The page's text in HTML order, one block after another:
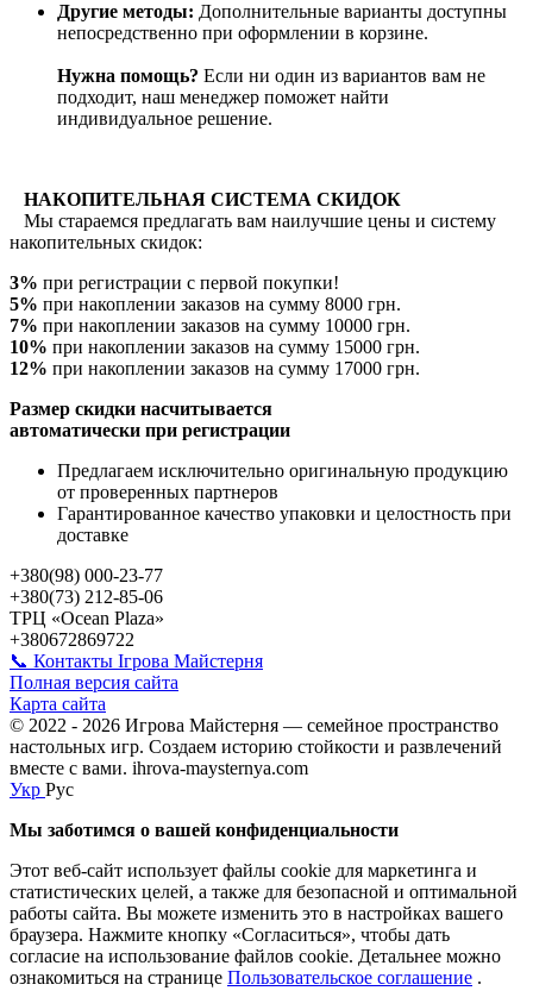
Другие методы: Дополнительные варианты доступны
непосредственно при оформлении в корзине.
Нужна помощь? Если ни один из вариантов вам не
подходит, наш менеджер поможет найти
индивидуальное решение.
НАКОПИТЕЛЬНАЯ СИСТЕМА СКИДОК
Мы стараемся предлагать вам наилучшие цены и систему
накопительных скидок:
3% при регистрации с первой покупки!
5% при накоплении заказов на сумму 8000 грн.
7% при накоплении заказов на сумму 10000 грн.
10% при накоплении заказов на сумму 15000 грн.
12% при накоплении заказов на сумму 17000 грн.
Размер скидки насчитывается
автоматически при регистрации
Предлагаем исключительно оригинальную продукцию
от проверенных партнеров
Гарантированное качество упаковки и целостность при
доставке
+380(98) 000-23-77
+380(73) 212-85-06
ТРЦ «Ocean Plaza»
+380672869722
📞 Контакты Ігрова Майстерня
Полная версия сайта
Карта сайта
© 2022 - 2026 Игрова Майстерня — семейное пространство
настольных игр. Создаем историю стойкости и развлечений
вместе с вами. ihrova-maysternya.com
Укр Рус
Мы заботимся о вашей конфиденциальности
Этот веб-сайт использует файлы cookie для маркетинга и
статистических целей, а также для безопасной и оптимальной
работы сайта. Вы можете изменить это в настройках вашего
браузера. Нажмите кнопку «Согласиться», чтобы дать
согласие на использование файлов cookie. Детальнее можно
ознакомиться на странице Пользовательское соглашение .